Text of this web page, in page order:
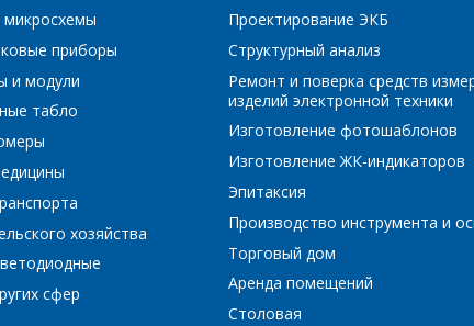
приборы
и модули
табло
хозяйства
сфер
Проектирование ЭКБ
Структурный анализ
Ремонт и поверка средств
изделий электронной техники
Изготовление фотошаблонов
Изготовление ЖК-индикаторов
Эпитаксия
Производство инструмента и
Торговый дом
Аренда помещений
Столовая
*- обязательные поля
Я согласен на обработку персональных данных*
- обязательные поля